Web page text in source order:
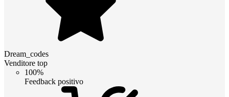
Dream_codes
Venditore top
100%
Feedback positivo